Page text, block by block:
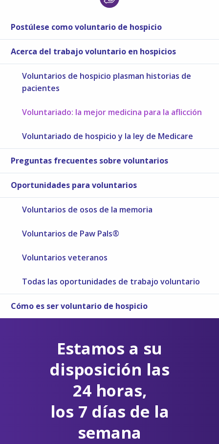
Postúlese como voluntario de hospicio
Acerca del trabajo voluntario en hospicios
Voluntarios de hospicio plasman historias de
pacientes
Voluntariado: la mejor medicina para la aflicción
Voluntariado de hospicio y la ley de Medicare
Preguntas frecuentes sobre voluntarios
Oportunidades para voluntarios
Voluntarios de osos de la memoria
Voluntarios de Paw Pals®
Voluntarios veteranos
Todas las oportunidades de trabajo voluntario
Cómo es ser voluntario de hospicio
Estamos a su
disposición las
24 horas,
los 7 días de la
semana